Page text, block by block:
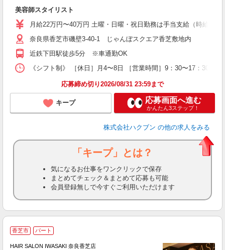
美容師スタイリスト
月給22万円〜40万円 土曜・日曜・祝日勤務は手当支給（時給換
奈良県香芝市磯壁3-40-1 じゃんぼスクエア香芝敷地内
近鉄下田駅徒歩5分 ※車通勤OK
《シフト制》 ［休日］月4〜8日 ［営業時間］9：30〜17：30
応募締め切り2026/08/31 23:59まで
キープ 応募画面へ進む
かんたん3ステップ！
株式会社ハクブン の他の求人をみる
「キープ」とは？
気になるお仕事をワンクリックで保存
まとめてチェック＆まとめて応募も可能
会員登録無しで今すぐご利用いただけます
香芝市 パート
HAIR SALON IWASAKI 奈良香芝店